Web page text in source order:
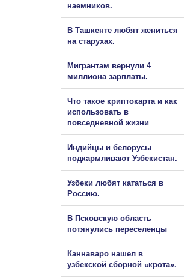
наемников.
В Ташкенте любят жениться
на старухах.
Мигрантам вернули 4
миллиона зарплаты.
Что такое криптокарта и как
использовать в
повседневной жизни
Индийцы и белорусы
подкармливают Узбекистан.
Узбеки любят кататься в
Россию.
В Псковскую область
потянулись переселенцы
Каннаваро нашел в
узбекской сборной «крота».